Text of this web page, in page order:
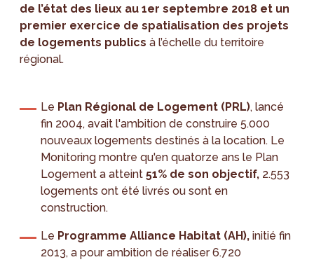
de l’état des lieux au 1er septembre 2018 et un
premier exercice de spatialisation des projets
de logements publics à l’échelle du territoire
régional.
Le Plan Régional de Logement (PRL), lancé
fin 2004, avait l'ambition de construire 5.000
nouveaux logements destinés à la location. Le
Monitoring montre qu'en quatorze ans le Plan
Logement a atteint51% de son objectif, 2.553
logements ont été livrés ou sont en
construction.
Le Programme Alliance Habitat (AH), initié fin
2013, a pour ambition de réaliser 6.720